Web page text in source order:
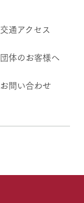
交通アクセス
団体のお客様へ
お問い合わせ